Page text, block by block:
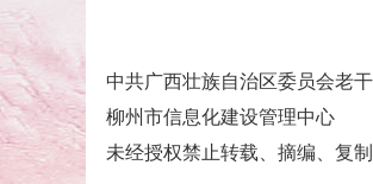
中共广西壮族自治区委员会老
柳州市信息化建设管理中心
未经授权禁止转载、摘编、复